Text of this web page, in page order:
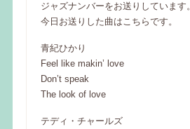
ジャズナンバーをお送りしています。
今日お送りした曲はこちらです。
青紀ひかり
Feel like makin’ love
Don’t speak
The look of love
テディ・チャールズ